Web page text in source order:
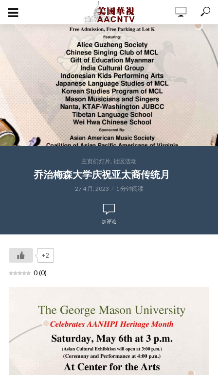
主页幻灯片, 社区活动
乔治梅森大学庆祝亚太裔传统月
27 4 月, 2023 1 分钟阅读
加评论
+2
0(0)